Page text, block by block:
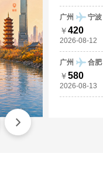
广州 宁波
￥420
2026-08-12
广州 合肥
￥580
2026-08-13